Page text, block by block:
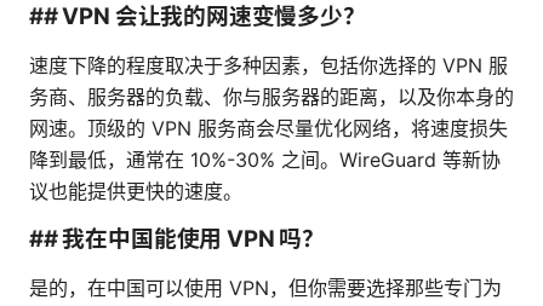
## VPN 会让我的网速变慢多少？
速度下降的程度取决于多种因素，包括你选择的 VPN 服
务商、服务器的负载、你与服务器的距离，以及你本身的
网速。顶级的 VPN 服务商会尽量优化网络，将速度损失
降到最低，通常在 10%-30% 之间。WireGuard 等新协
议也能提供更快的速度。
## 我在中国能使用 VPN 吗？
是的，在中国可以使用 VPN，但你需要选择那些专门为